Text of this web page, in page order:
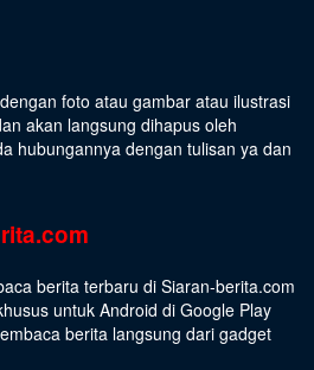
foto atau gambar atau ilustrasi
akan langsung dihapus oleh
hubungannya dengan tulisan ya dan
berita terbaru di Siaran-berita.com
untuk Android di Google Play
berita langsung dari gadget